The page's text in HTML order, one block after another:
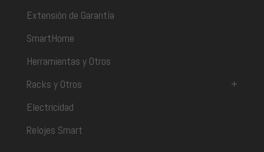
Extensión de Garantía
SmartHome
Herramientas y Otros
Racks y Otros
+
Electricidad
Relojes Smart